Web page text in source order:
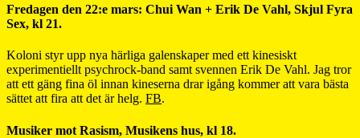
Fredagen den 22:e mars: Chui Wan + Erik De Vahl, Skjul Fyra
Sex, kl 21.
Koloni styr upp nya härliga galenskaper med ett kinesiskt
experimentiellt psychrock-band samt svennen Erik De Vahl. Jag tror
att ett gäng fina öl innan kineserna drar igång kommer att vara bästa
sättet att fira att det är helg. FB.
Musiker mot Rasism, Musikens hus, kl 18.